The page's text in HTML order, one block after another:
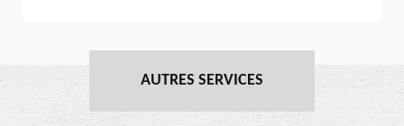
AUTRES SERVICES